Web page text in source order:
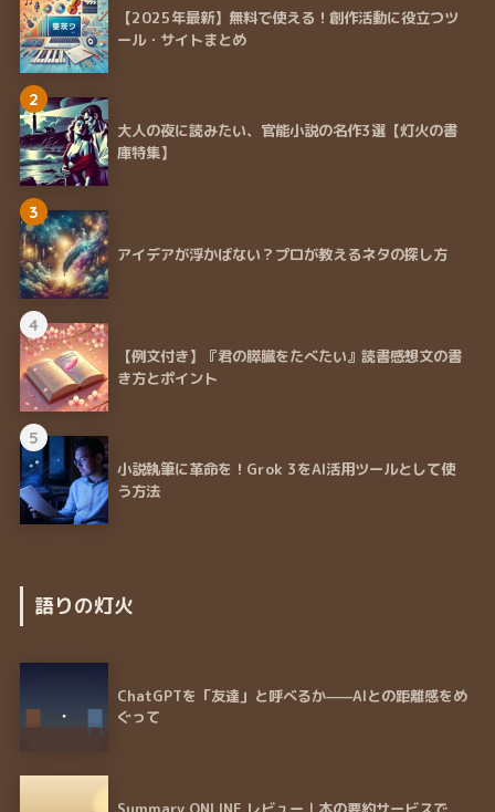
【2025年最新】無料で使える！創作活動に役立つツ
ール・サイトまとめ
2
大人の夜に読みたい、官能小説の名作3選【灯火の書
庫特集】
3
アイデアが浮かばない？プロが教えるネタの探し方
4
【例文付き】『君の膵臓をたべたい』読書感想文の書
き方とポイント
5
小説執筆に革命を！Grok 3をAI活用ツールとして使
う方法
語りの灯火
ChatGPTを「友達」と呼べるか——AIとの距離感をめ
ぐって